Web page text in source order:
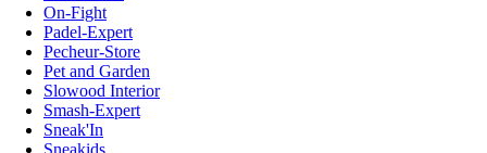
On-Fight
Padel-Expert
Pecheur-Store
Pet and Garden
Slowood Interior
Smash-Expert
Sneak'In